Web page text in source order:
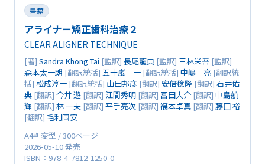
書籍
アライナー矯正歯科治療２
CLEAR ALIGNER TECHNIQUE
[著] Sandra Khong Tai [監訳] 長尾龍典 [監訳] 三林栄吾 [監訳]
森本太一朗 [翻訳統括] 五十嵐 一 [翻訳統括] 中嶋 亮 [翻訳統
括] 松成淳一 [翻訳統括] 山田邦彦 [翻訳] 安倍稔隆 [翻訳] 石井佑
典 [翻訳] 今井 遊 [翻訳] 江間秀明 [翻訳] 富田大介 [翻訳] 中島航
輝 [翻訳] 林 一夫 [翻訳] 平手亮次 [翻訳] 福本卓真 [翻訳] 藤田 裕
[翻訳] 毛利国安
A4判変型 / 300ページ
2026-05-10 発売
ISBN：978-4-7812-1250-0